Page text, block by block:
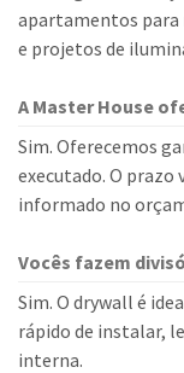
apartamentos para
e projetos de
A Master House
Sim. Oferecemos
executado. O prazo
informado no
Vocês fazem
Sim. O drywall é
rápido de instalar,
interna.